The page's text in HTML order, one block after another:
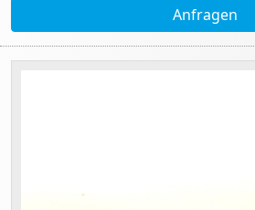
Anfragen